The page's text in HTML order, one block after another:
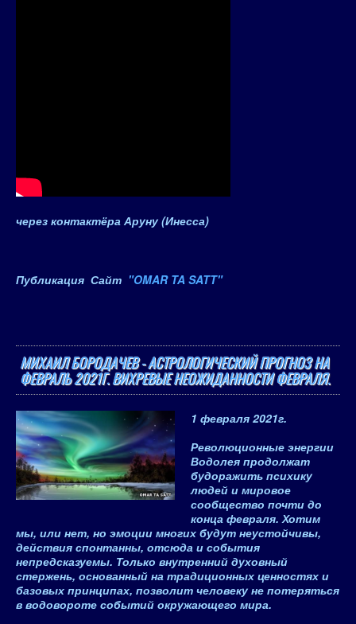
через контактёра Аруну (Инесса)
Публикация Сайт "OMAR TA SATT"
МИХАИЛ БОРОДАЧЕВ - АСТРОЛОГИЧЕСКИЙ ПРОГНОЗ НА
ФЕВРАЛЬ 2021Г. ВИХРЕВЫЕ НЕОЖИДАННОСТИ ФЕВРАЛЯ.
1 февраля 2021г.
Революционные энергии
Водолея продолжат
будоражить психику
людей и мировое
сообщество почти до
конца февраля. Хотим
мы, или нет, но эмоции многих будут неустойчивы,
действия спонтанны, отсюда и события
непредсказуемы. Только внутренний духовный
стержень, основанный на традиционных ценностях и
базовых принципах, позволит человеку не потеряться
в водовороте событий окружающего мира.